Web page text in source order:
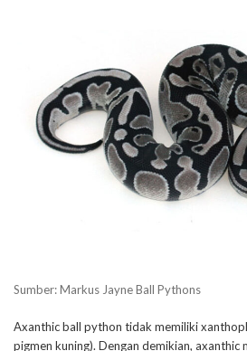
Sumber: Markus Jayne Ball Pythons
Axanthic ball python tidak memiliki
pigmen kuning). Dengan demikian, axanthic